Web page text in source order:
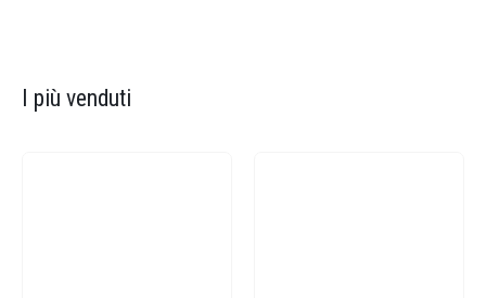
I più venduti